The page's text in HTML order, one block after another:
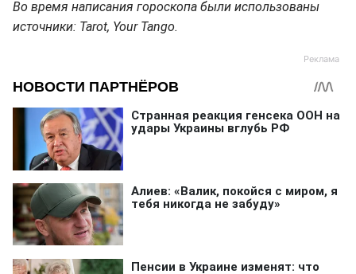
Во время написания гороскопа были использованы
источники: Tarot, Your Tango.